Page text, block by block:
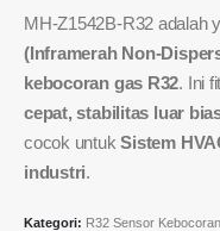
MH-Z1542B-R32 adalah
(Inframerah Non-
kebocoran gas R32. Ini
cepat, stabilitas luar
cocok untukSistem
industri.
Kategori: R32 Sensor